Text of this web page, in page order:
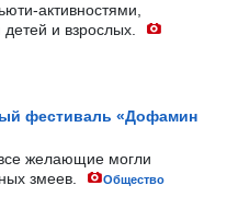
активностями,
и взрослых.
фестиваль «Дофамин
желающие могли
змеев.
Общество